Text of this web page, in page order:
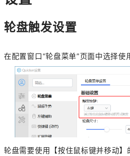
轮盘触发设置
在配置窗口“轮盘菜单”页面中选择使
轮盘需要使用【按住鼠标键并移动】